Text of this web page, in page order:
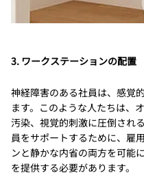
3. ワークステーションの配置
神経障害のある社員は、感覚
ます。このような人たちは、
汚染、視覚的刺激に圧倒され
員をサポートするために、雇
ンと静かな内省の両方を可能
を提供する必要があります。